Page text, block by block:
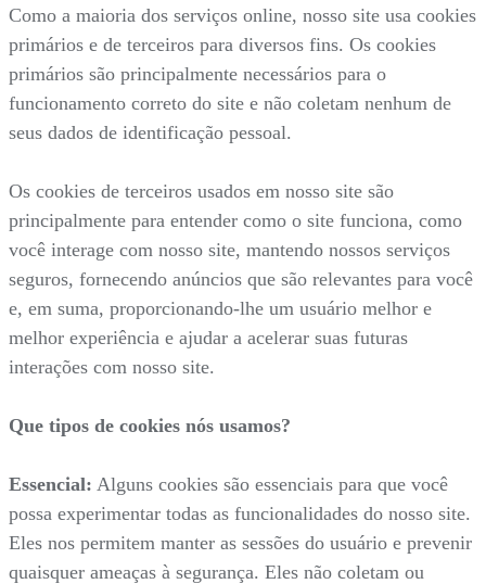
Como a maioria dos serviços online, nosso site usa cookies
primários e de terceiros para diversos fins. Os cookies
primários são principalmente necessários para o
funcionamento correto do site e não coletam nenhum de
seus dados de identificação pessoal.
Os cookies de terceiros usados em nosso site são
principalmente para entender como o site funciona, como
você interage com nosso site, mantendo nossos serviços
seguros, fornecendo anúncios que são relevantes para você
e, em suma, proporcionando-lhe um usuário melhor e
melhor experiência e ajudar a acelerar suas futuras
interações com nosso site.
Que tipos de cookies nós usamos?
Essencial: Alguns cookies são essenciais para que você
possa experimentar todas as funcionalidades do nosso site.
Eles nos permitem manter as sessões do usuário e prevenir
quaisquer ameaças à segurança. Eles não coletam ou